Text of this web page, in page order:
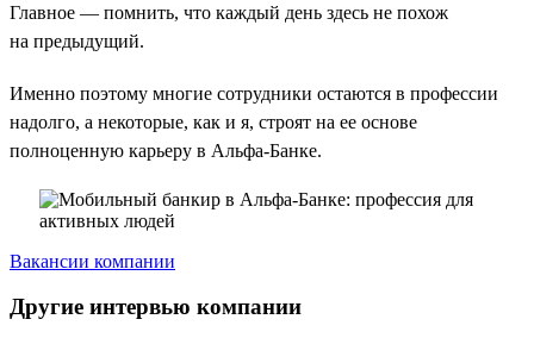
Главное — помнить, что каждый день здесь не похож
на предыдущий.
Именно поэтому многие сотрудники остаются в профессии
надолго, а некоторые, как и я, строят на ее основе
полноценную карьеру в Альфа-Банке.
Вакансии компании
Другие интервью компании